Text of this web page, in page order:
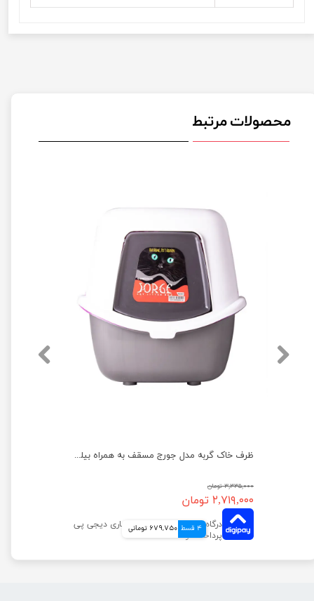
محصولات مرتبط
ظرف خاک گربه مدل جورج مسقف به همراه بیلچه هپی پت
۳,۳۳۵,۰۰۰ تومان
۲,۷۱۹,۰۰۰ تومان
4 قسط 679,750 تومانی